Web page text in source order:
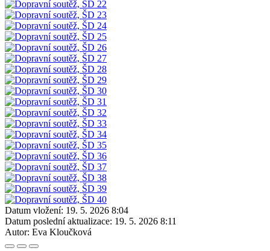
Datum vložení: 19. 5. 2026 8:04
Datum poslední aktualizace: 19. 5. 2026 8:11
Autor: Eva Kloučková